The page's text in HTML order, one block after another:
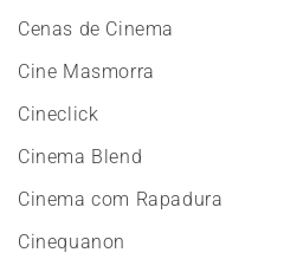
Cenas de Cinema
Cine Masmorra
Cineclick
Cinema Blend
Cinema com Rapadura
Cinequanon